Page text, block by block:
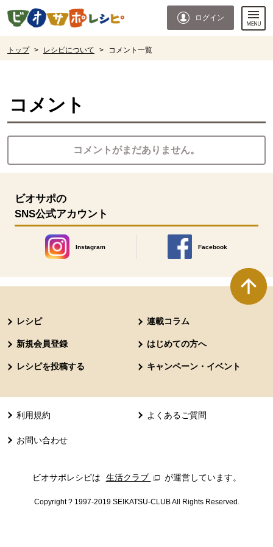
ページの先頭です。
ログイン
トップ > レシピについて > コメント一覧
コメント
コメントがまだありません。
ビオサポの
SNS公式アカウント
Instagram
別のウィンドウで開きます。
Facebook
別のウィンドウで開きます
レシピ 連載コラム
新規会員登録 はじめての方へ
レシピを投稿する キャンペーン・イベント
利用規約 よくあるご質問
お問い合わせ
ビオサポレシピは 生活クラブ 別のウィンドウで開きます。
が運営しています。
Copyright ? 1997-2019 SEIKATSU-CLUB All Rights Reserved.